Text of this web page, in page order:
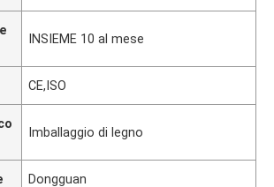
INSIEME 10 al mese
CE,ISO
Imballaggio di legno
Dongguan